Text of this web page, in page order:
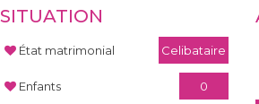
SITUATION
État matrimonial Celibataire
Enfants 0